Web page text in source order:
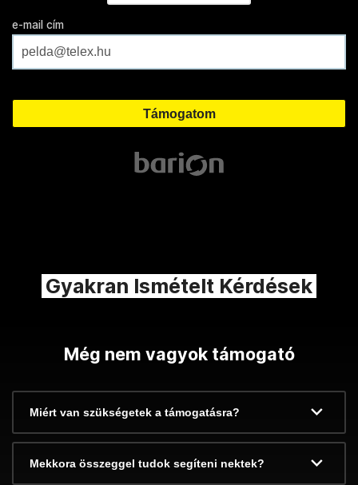
e-mail cím
Gyakran Ismételt Kérdések
Még nem vagyok támogató
Miért van szükségetek a támogatásra?
Mekkora összeggel tudok segíteni nektek?